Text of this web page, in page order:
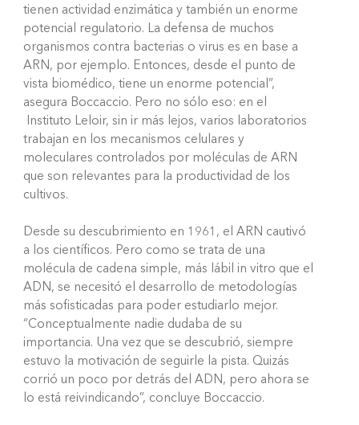
tienen actividad enzimática y también un enorme
potencial regulatorio. La defensa de muchos
organismos contra bacterias o virus es en base a
ARN, por ejemplo. Entonces, desde el punto de
vista biomédico, tiene un enorme potencial”,
asegura Boccaccio. Pero no sólo eso: en el
Instituto Leloir, sin ir más lejos, varios laboratorios
trabajan en los mecanismos celulares y
moleculares controlados por moléculas de ARN
que son relevantes para la productividad de los
cultivos.
Desde su descubrimiento en 1961, el ARN cautivó
a los científicos. Pero como se trata de una
molécula de cadena simple, más lábil in vitro que el
ADN, se necesitó el desarrollo de metodologías
más sofisticadas para poder estudiarlo mejor.
“Conceptualmente nadie dudaba de su
importancia. Una vez que se descubrió, siempre
estuvo la motivación de seguirle la pista. Quizás
corrió un poco por detrás del ADN, pero ahora se
lo está reivindicando”, concluye Boccaccio.